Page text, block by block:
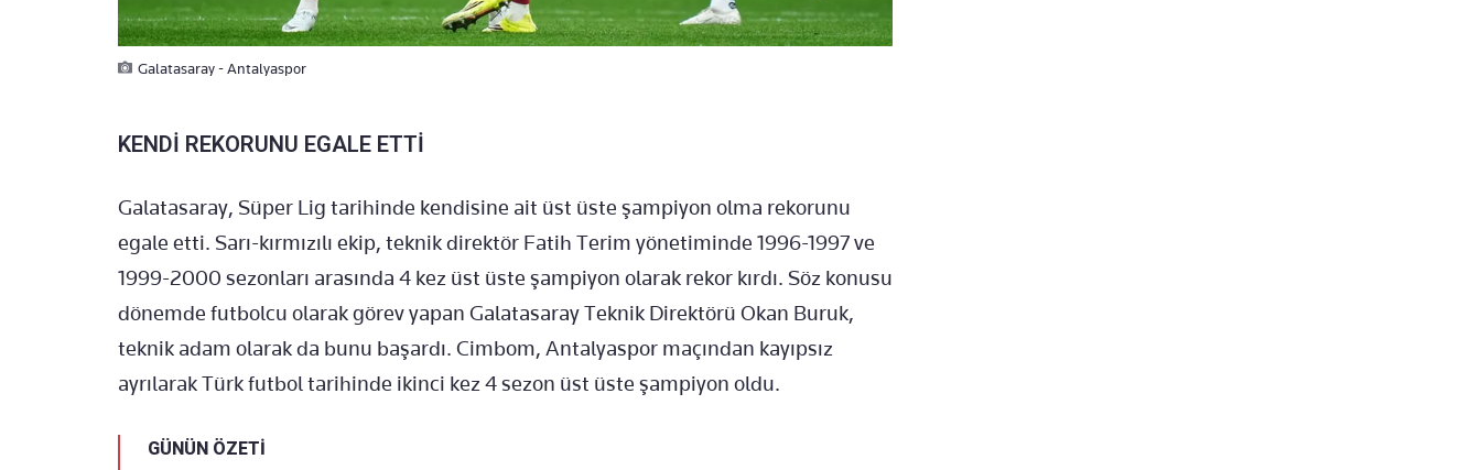
Galatasaray - Antalyaspor
KENDİ REKORUNU EGALE ETTİ
Galatasaray, Süper Lig tarihinde kendisine ait üst üste şampiyon olma rekorunu
egale etti. Sarı-kırmızılı ekip, teknik direktör Fatih Terim yönetiminde 1996-1997 ve
1999-2000 sezonları arasında 4 kez üst üste şampiyon olarak rekor kırdı. Söz konusu
dönemde futbolcu olarak görev yapan Galatasaray Teknik Direktörü Okan Buruk,
teknik adam olarak da bunu başardı. Cimbom, Antalyaspor maçından kayıpsız
ayrılarak Türk futbol tarihinde ikinci kez 4 sezon üst üste şampiyon oldu.
GÜNÜN ÖZETİ